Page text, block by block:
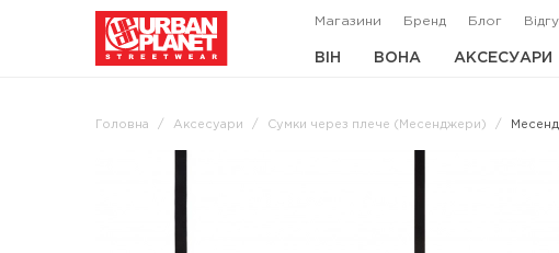
Магазини Бренд Блог
ВІН ВОНА АКСЕСУАРИ
Головна Аксесуари Сумки через плече (Месенджери)